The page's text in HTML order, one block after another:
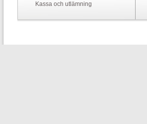
Kassa och utlämning